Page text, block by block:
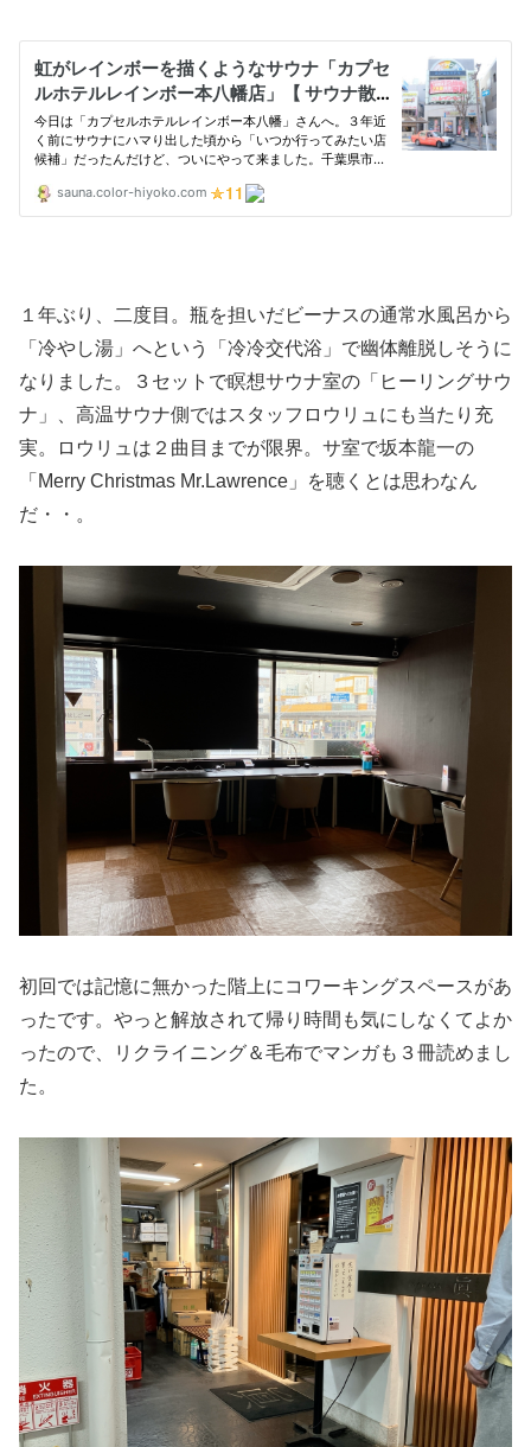
１年ぶり、二度目。瓶を担いだビーナスの通常水風呂から
「冷やし湯」へという「冷冷交代浴」で幽体離脱しそうに
なりました。３セットで瞑想サウナ室の「ヒーリングサウ
ナ」、高温サウナ側ではスタッフロウリュにも当たり充
実。ロウリュは２曲目までが限界。サ室で坂本龍一の
「Merry Christmas Mr.Lawrence」を聴くとは思わなん
だ・・。
初回では記憶に無かった階上にコワーキングスペースがあ
ったです。やっと解放されて帰り時間も気にしなくてよか
ったので、リクライニング＆毛布でマンガも３冊読めまし
た。